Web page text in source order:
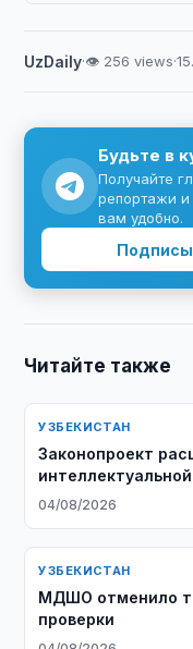
UzDaily·👁 256 views·
Будьте в
Получайте
репортажи и
вам удобно.
Читайте также
УЗБЕКИСТАН
Законопроект
04/08/2026
УЗБЕКИСТАН
МДШО отменило
проверки